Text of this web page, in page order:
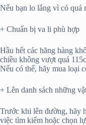
Nếu bạn lo lắng vì có quá
+ Chuẩn bị va li phù hợp
Hầu hết các hãng hàng
chiều không vượt quá
Nếu có thể, hãy mua loại
+ Lên danh sách những
Trước khi lên đường, hãy
việc tìm kiếm hoặc chọn